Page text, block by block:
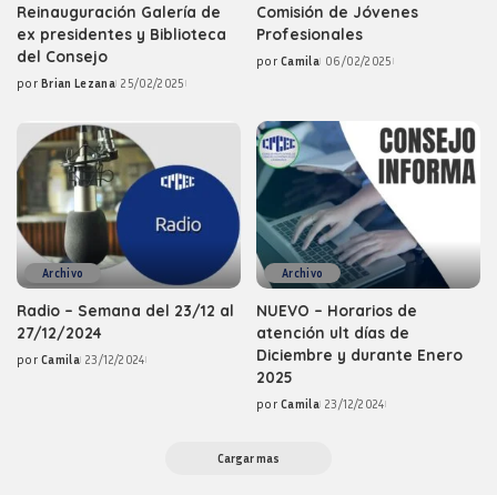
Reinauguración Galería de
ex presidentes y Biblioteca
del Consejo
Posted
por Brian Lezana 25/02/2025
Comisión de Jóvenes
Profesionales
Posted
por Camila 06/02/2025
Archivo
Radio – Semana del 23/12 al
27/12/2024
Posted
por Camila 23/12/2024
Archivo
NUEVO – Horarios de
atención ult días de
Diciembre y durante Enero
2025
Posted
por Camila 23/12/2024
Cargar mas